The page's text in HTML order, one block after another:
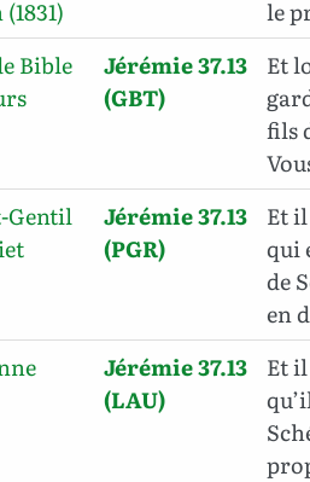
le
Bible
Jérémie 37.13
(GBT)
Et
fils
Gentil
Jérémie 37.13
(PGR)
Et
qui
de
en
Jérémie 37.13
(LAU)
Et